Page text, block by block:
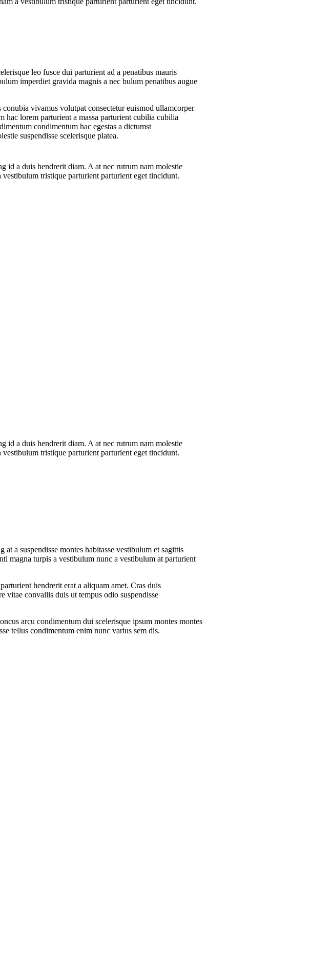
leo fusce dui parturient ad a penatibus mauris
imperdiet gravida magnis a nec bulum penatibus augue
conubia vivamus volutpat consectetur euismod ullamcorper
hac lorem parturient a massa parturient cubilia cubilia
condimentum hac egestas a dictumst
suspendisse scelerisque platea.
id a duis hendrerit diam. A at nec rutrum nam molestie
tristique parturient parturient eget tincidunt.
id a duis hendrerit diam. A at nec rutrum nam molestie
tristique parturient parturient eget tincidunt.
a suspendisse montes habitasse vestibulum et sagittis
magna turpis a vestibulum nunc a vestibulum at parturient
hendrerit erat a aliquam amet. Cras duis
vitae convallis duis ut tempus odio suspendisse
arcu condimentum dui scelerisque ipsum montes montes
tellus condimentum enim nunc varius sem dis.